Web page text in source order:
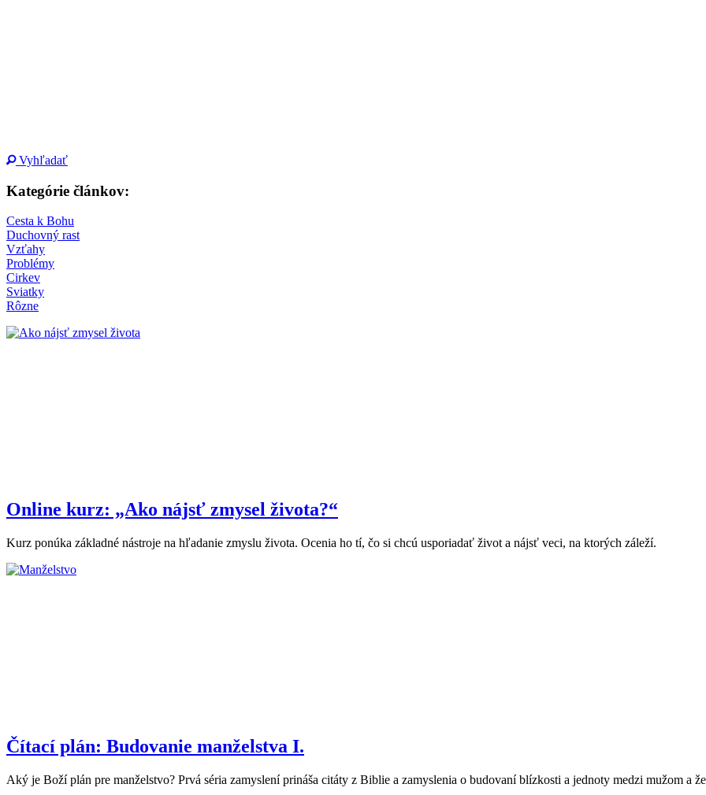
Vyhľadať
Kategórie článkov:
Cesta k Bohu
Duchovný rast
Vzťahy
Problémy
Cirkev
Sviatky
Rôzne
Online kurz: „Ako nájsť zmysel života?“
Kurz ponúka základné nástroje na hľadanie zmyslu života. Ocenia ho tí, čo si chcú usporiadať život a nájsť veci, na ktorých záleží.
Čítací plán: Budovanie manželstva I.
Aký je Boží plán pre manželstvo? Prvá séria zamyslení prináša citáty z Biblie a zamyslenia o budovaní blízkosti a jednoty medzi mužom a